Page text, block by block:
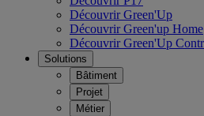
Découvrir Green'Up
Découvrir Green'up Home
Découvrir Green'Up
Solutions
Bâtiment
Projet
Métier